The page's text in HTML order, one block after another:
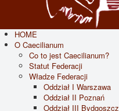
HOME
O Caecilianum
Co to jest Caecilianum?
Statut Federacji
Władze Federacji
Oddział I Warszawa
Oddział II Poznań
Oddział III Bydgoszcz